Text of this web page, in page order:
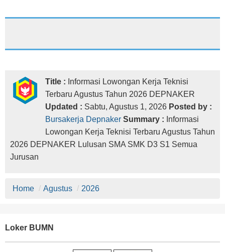
Title : Informasi Lowongan Kerja Teknisi
Terbaru Agustus Tahun 2026 DEPNAKER
Updated : Sabtu, Agustus 1, 2026 Posted by :
Bursakerja Depnaker Summary : Informasi
Lowongan Kerja Teknisi Terbaru Agustus Tahun
2026 DEPNAKER Lulusan SMA SMK D3 S1 Semua
Jurusan
Home / Agustus / 2026
Loker BUMN